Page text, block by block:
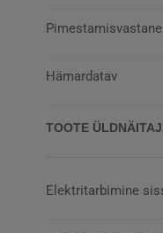
Hämardatav
TOOTE
Elektritarbimine